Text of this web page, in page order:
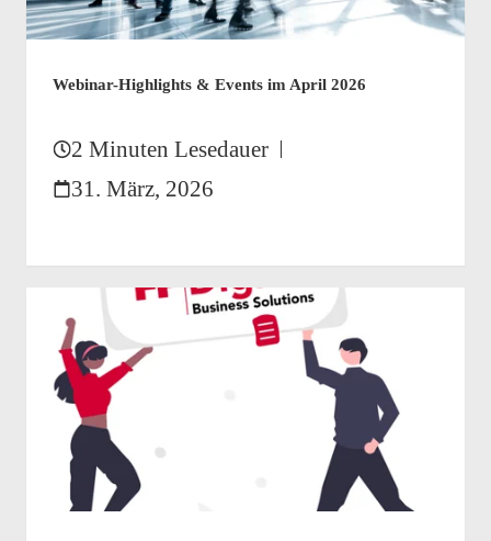
Webinar-Highlights & Events im April 2026
2 Minuten Lesedauer
31. März, 2026